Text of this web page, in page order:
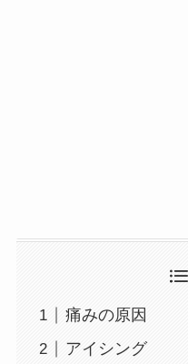
痛みの原因
アイシング